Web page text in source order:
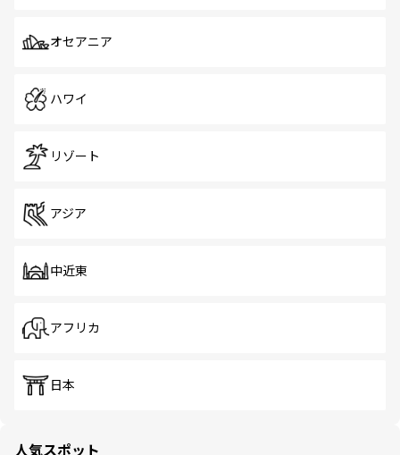
オセアニア
ハワイ
リゾート
アジア
中近東
アフリカ
日本
人気スポット